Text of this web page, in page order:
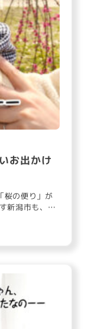
お出かけ
桜の便り」が
新潟市も、こ